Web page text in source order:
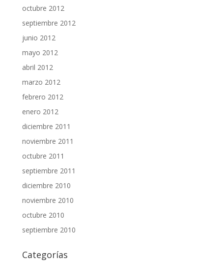
octubre 2012
septiembre 2012
junio 2012
mayo 2012
abril 2012
marzo 2012
febrero 2012
enero 2012
diciembre 2011
noviembre 2011
octubre 2011
septiembre 2011
diciembre 2010
noviembre 2010
octubre 2010
septiembre 2010
Categorías